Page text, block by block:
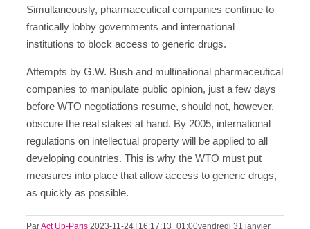
Simultaneously, pharmaceutical companies continue to
frantically lobby governments and international
institutions to block access to generic drugs.
Attempts by G.W. Bush and multinational pharmaceutical
companies to manipulate public opinion, just a few days
before WTO negotiations resume, should not, however,
obscure the real stakes at hand. By 2005, international
regulations on intellectual property will be applied to all
developing countries. This is why the WTO must put
measures into place that allow access to generic drugs,
as quickly as possible.
ParAct Up-Paris|2023-11-24T16:17:13+01:00vendredi 31 janvier